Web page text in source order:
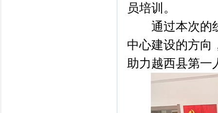
员培训。
通过本次的
中心建设的方向
助力越西县第一